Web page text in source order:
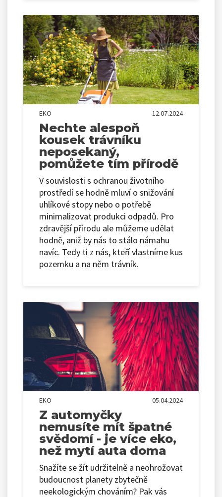
EKO 12.07.2024
Nechte alespoň
kousek trávníku
neposekaný,
pomůžete tím přírodě
V souvislosti s ochranou životního
prostředí se hodně mluví o snižování
uhlíkové stopy nebo o potřebě
minimalizovat produkci odpadů. Pro
zdravější přírodu ale můžeme udělat
hodně, aniž by nás to stálo námahu
navíc. Tedy ti z nás, kteří vlastníme kus
pozemku a na něm trávník.
EKO 05.04.2024
Z automyčky
nemusíte mít špatné
svědomí - je více eko,
než mytí auta doma
Snažíte se žít udržitelně a neohrožovat
budoucnost planety zbytečně
neekologickým chováním? Pak vás